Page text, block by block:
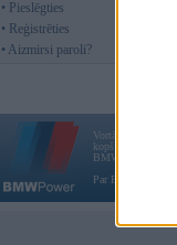
• Pieslēgties
• Reģistrēties
• Aizmirsi paroli?
Vortāls
kopš 2002. gada
BMW AG.
Par BMWPower